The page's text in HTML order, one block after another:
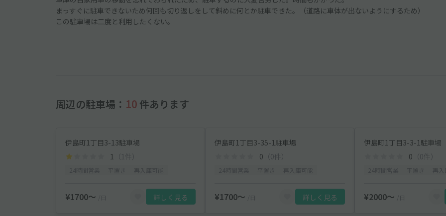
まっすぐに駐車できないため何回も切り返しをして斜めに何とか駐車できた。（道路に車体が出ないようにするため）
この駐車場は二度と利用したくない。
周辺の駐車場： 10 件あります
伊島町1丁目3-13駐車場
1
（1件）
¥1700〜 /日 詳しく見る
伊島町1丁目3-35-1駐車場
0 （0件）
¥1700〜 /日 詳しく見る
伊島町1丁目3-3-1駐車場
0 （0件）
¥2000〜 /日